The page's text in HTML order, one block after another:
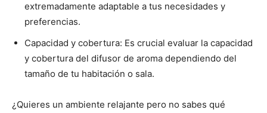
extremadamente adaptable a tus necesidades y
preferencias.
Capacidad y cobertura: Es crucial evaluar la capacidad
y cobertura del difusor de aroma dependiendo del
tamaño de tu habitación o sala.
¿Quieres un ambiente relajante pero no sabes qué